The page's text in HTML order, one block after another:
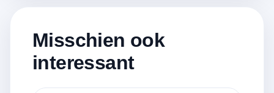
Misschien ook
interessant